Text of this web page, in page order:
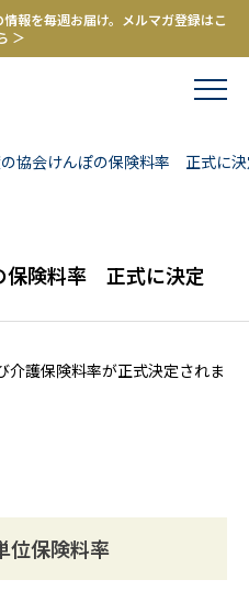
報を毎週お届け。メルマガ登録はこ
＞
協会けんぽの保険料率 正式に
保険料率 正式に決定
介護保険料率が正式決定されま
位保険料率